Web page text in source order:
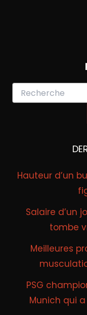
Hauteur d’un
Salaire d’un
tombe
Meilleures
PSG
Munich qui